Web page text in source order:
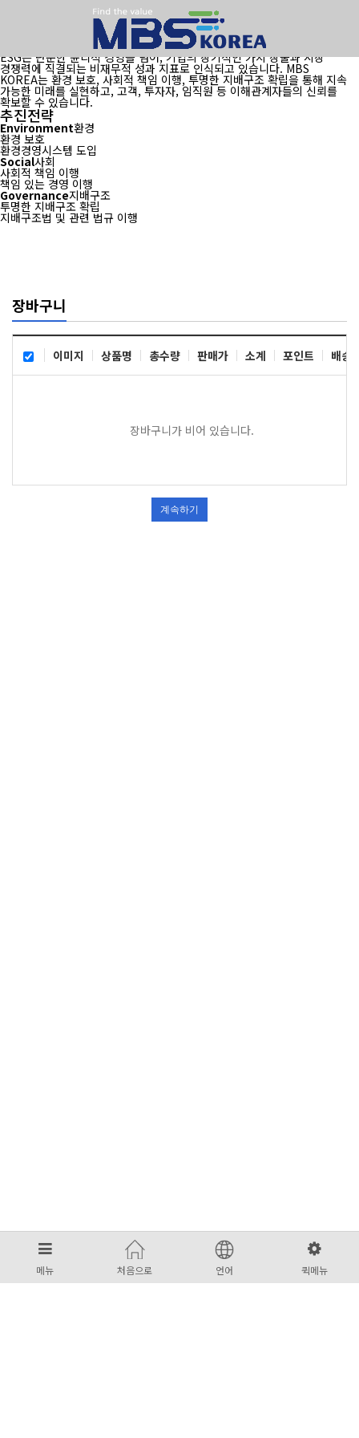
지속적인 성장을 위한
MBS KOREA의 ESG
ESG는 단순한 윤리적 경영을 넘어, 기업의 장기적인 가치 창출과 시장
경쟁력에 직결되는 비재무적 성과 지표로 인식되고 있습니다. MBS
KOREA는 환경 보호, 사회적 책임 이행, 투명한 지배구조 확립을 통해 지속
가능한 미래를 실현하고, 고객, 투자자, 임직원 등 이해관계자들의 신뢰를
확보할 수 있습니다.
추진전략
Environment환경
환경 보호
환경경영시스템 도입
Social사회
사회적 책임 이행
책임 있는 경영 이행
Governance지배구조
투명한 지배구조 확립
지배구조법 및 관련 법규 이행
처음으로
메뉴 언어 퀵메뉴
장바구니
이미지 상품명 총수량 판매가 소계 포인트 배송
장바구니가 비어 있습니다.
계속하기